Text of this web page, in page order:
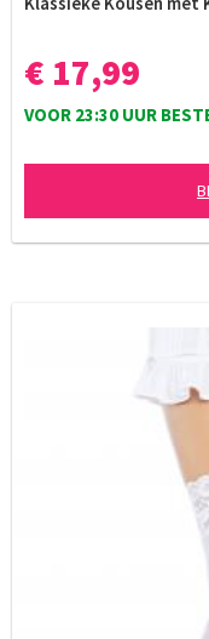
€ 17,99
VOOR 23:30 UUR